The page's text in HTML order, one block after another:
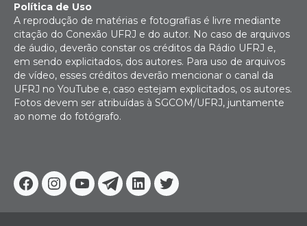
Facebook
Instagram
YoutubeTelegram
Linkedin
Twitter
Política de Uso
A reprodução de matérias e fotografias é livre mediante
citação do Conexão UFRJ e do autor. No caso de arquivos
de áudio, deverão constar os créditos da Rádio UFRJ e,
em sendo explicitados, dos autores. Para uso de arquivos
de vídeo, esses créditos deverão mencionar o canal da
UFRJ no YouTube e, caso estejam explicitados, os autores.
Fotos devem ser atribuídas à SGCOM/UFRJ, juntamente
ao nome do fotógrafo.